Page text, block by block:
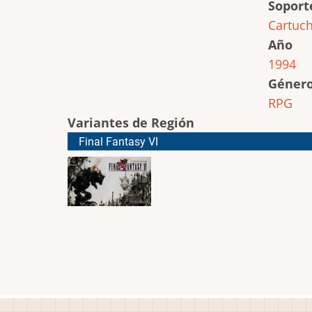
Año
1994
RPG
Variantes de Región
Final Fantasy VI